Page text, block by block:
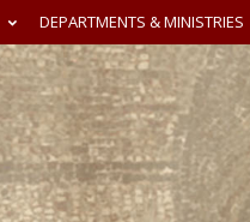
DEPARTMENTS & MINISTRIES